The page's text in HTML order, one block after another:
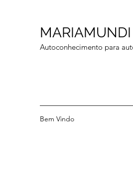
MARIAMUNDI
Autoconhecimento para
Bem Vindo